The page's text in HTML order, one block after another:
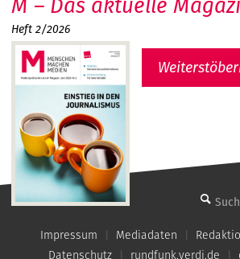
MMM - Menschen machen Medien
Heft 2/2026
Impressum Mediadaten
Datenschutz
rundfunk.verdi.de